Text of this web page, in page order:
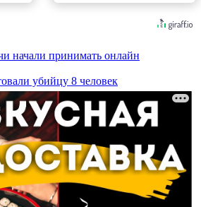
начали принимать онлайн
убийцу 8 человек